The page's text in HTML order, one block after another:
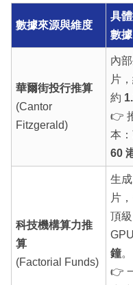
數據來源與維度
具
數據
華爾街投行推算
(Cantor
Fitzgerald)
內
片
約
👉
本：
60
科技機構算力推
算
(Factorial Funds)
生
片
頂
鐘。
👉